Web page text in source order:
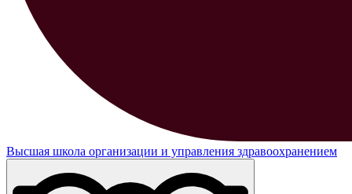
Высшая школа организации и управления здравоохранением